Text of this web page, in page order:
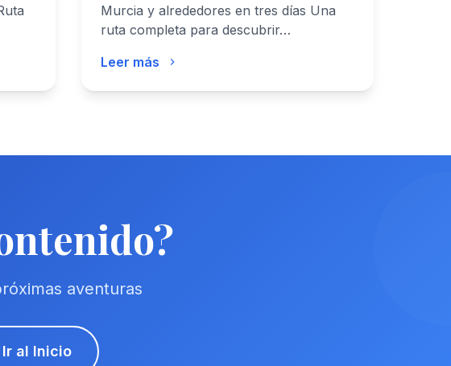
Murcia y alrededores en tres días Una
ruta completa para descubrir…
Leer más
aventuras
Ir al Inicio